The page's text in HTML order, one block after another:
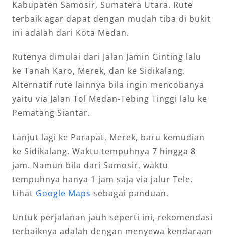
Kabupaten Samosir, Sumatera Utara. Rute
terbaik agar dapat dengan mudah tiba di bukit
ini adalah dari Kota Medan.
Rutenya dimulai dari Jalan Jamin Ginting lalu
ke Tanah Karo, Merek, dan ke Sidikalang.
Alternatif rute lainnya bila ingin mencobanya
yaitu via Jalan Tol Medan-Tebing Tinggi lalu ke
Pematang Siantar.
Lanjut lagi ke Parapat, Merek, baru kemudian
ke Sidikalang. Waktu tempuhnya 7 hingga 8
jam. Namun bila dari Samosir, waktu
tempuhnya hanya 1 jam saja via jalur Tele.
Lihat Google Maps sebagai panduan.
Untuk perjalanan jauh seperti ini, rekomendasi
terbaiknya adalah dengan menyewa kendaraan